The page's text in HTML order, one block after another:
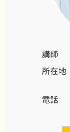
講師
所在地
電話